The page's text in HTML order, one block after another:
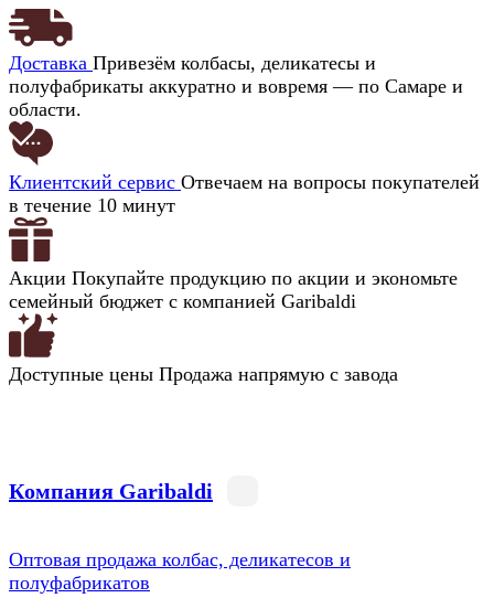
Доставка Привезём колбасы, деликатесы и
полуфабрикаты аккуратно и вовремя — по Самаре и
области.
Клиентский сервис Отвечаем на вопросы покупателей
в течение 10 минут
Акции Покупайте продукцию по акции и экономьте
семейный бюджет с компанией Garibaldi
Доступные цены Продажа напрямую с завода
Компания Garibaldi
Оптовая продажа колбас, деликатесов и
полуфабрикатов